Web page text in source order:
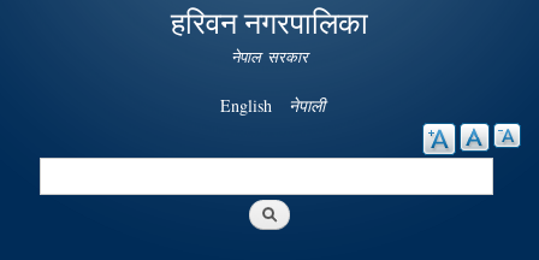
हरिवन नगरपालिका
नेपाल सरकार
English नेपाली
Search